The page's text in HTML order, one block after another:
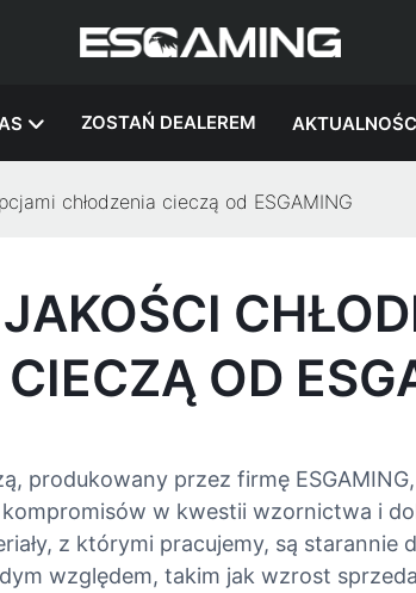
ZOSTAŃ DEALEREM
chłodzenia cieczą od ESGAMING
OD
produkowany przez firmę
w kwestii wzornictwa i
z którymi pracujemy, są starannie
względem, takim jak wzrost